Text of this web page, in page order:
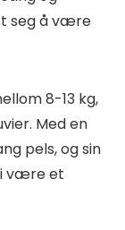
seg å være
8-13 kg,
Med en
pels, og sin
være et